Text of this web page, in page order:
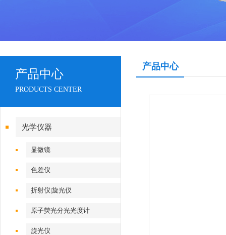
产品中心
PRODUCTS CENTER
光学仪器
显微镜
色差仪
折射仪|旋光仪
原子荧光分光光度计
旋光仪
产品中心